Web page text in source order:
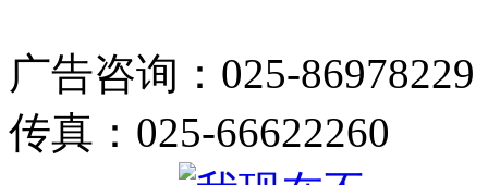
广告咨询：025-86978229
传真：025-66622260